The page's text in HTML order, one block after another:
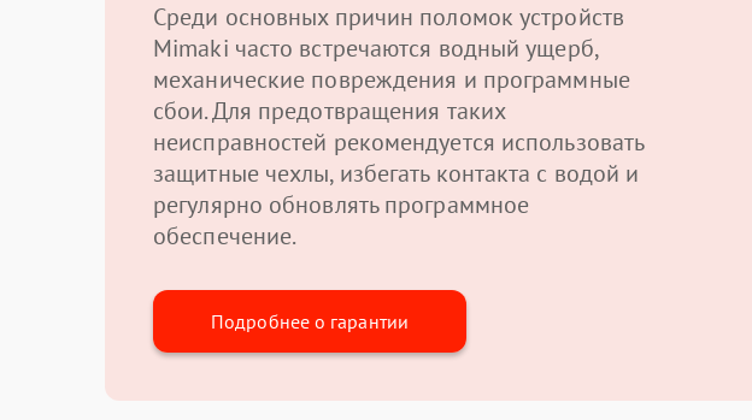
Среди основных причин поломок устройств
Mimaki часто встречаются водный ущерб,
механические повреждения и программные
сбои. Для предотвращения таких
неисправностей рекомендуется использовать
защитные чехлы, избегать контакта с водой и
регулярно обновлять программное
обеспечение.
Подробнее о гарантии